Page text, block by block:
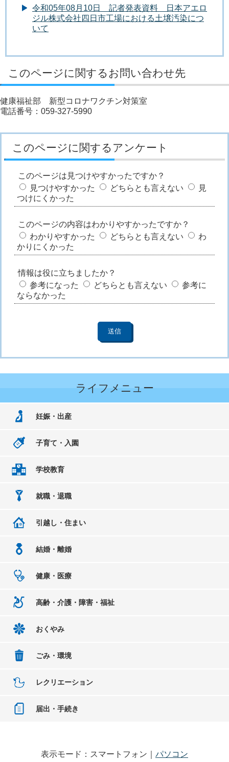
令和05年08月10日 記者発表資料 日本アエロ
ジル株式会社四日市工場における土壌汚染につ
いて
このページに関するお問い合わせ先
健康福祉部 新型コロナワクチン対策室
電話番号：059-327-5990
このページに関するアンケート
このページは見つけやすかったですか？
見つけやすかった
どちらとも言えない
見
つけにくかった
このページの内容はわかりやすかったですか？
わかりやすかった
どちらとも言えない
わ
かりにくかった
情報は役に立ちましたか？
参考になった
どちらとも言えない
参考に
ならなかった
ライフメニュー
妊娠・出産
子育て・入園
学校教育
就職・退職
引越し・住まい
結婚・離婚
健康・医療
高齢・介護・障害・福祉
おくやみ
ごみ・環境
レクリエーション
届出・手続き
表示モード：スマートフォン｜ パソコン